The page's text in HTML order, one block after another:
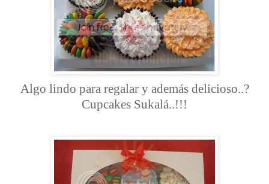
Algo lindo para regalar y además delicioso..?
Cupcakes Sukalá..!!!